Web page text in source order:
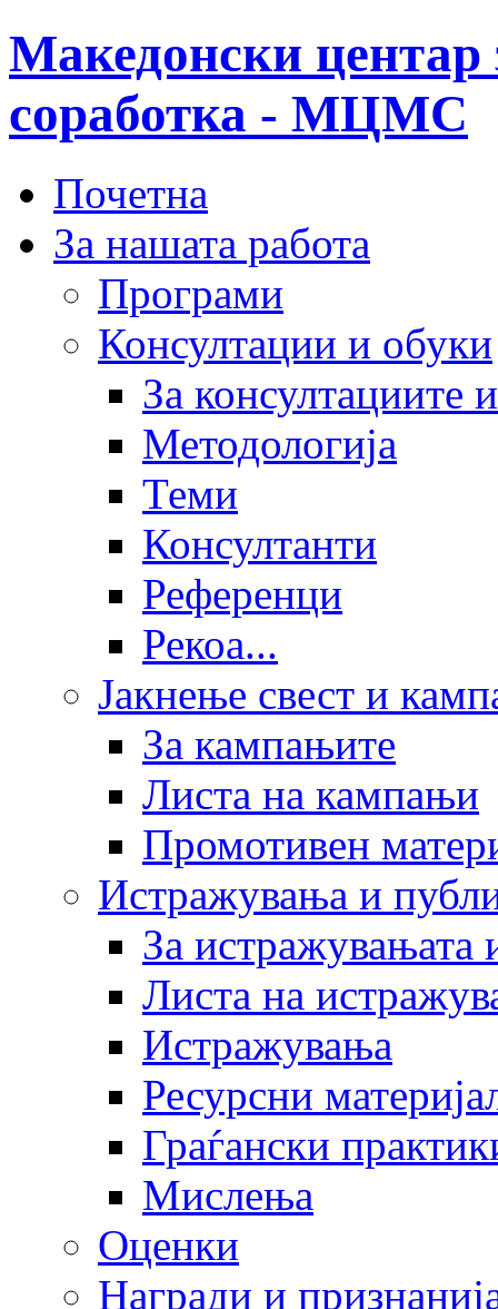
Македонски центар
соработка - МЦМС
Почетна
За нашата работа
Програми
Консултации и обуки
За консултациите
Методологија
Теми
Консултанти
Референци
Рекоа...
Јакнење свест и
За кампањите
Листа на кампањи
Промотивен
Истражувања и
За истражувањата
Листа на
Истражувања
Ресурсни
Граѓански
Мислења
Оценки
Награди и